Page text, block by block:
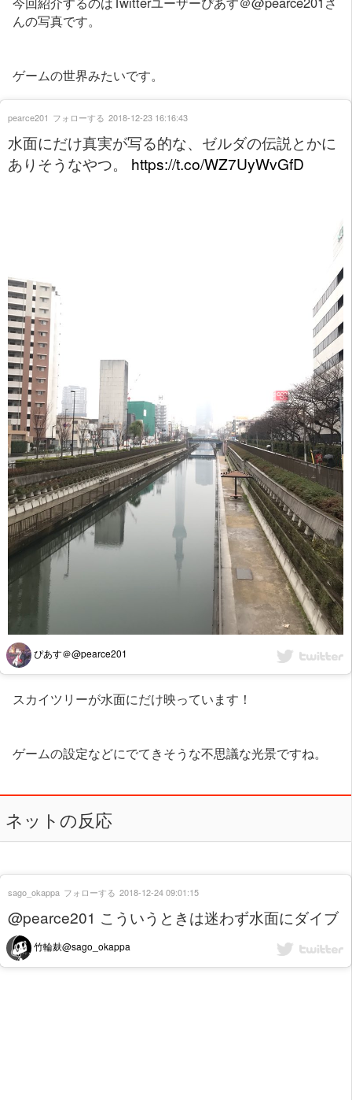
んの写真です。
ゲームの世界みたいです。
水面にだけ真実が写る的な、ゼルダの伝説とかに
ありそうなやつ。 https://t.co/WZ7UyWvGfD
ぴあす＠@pearce201
pearce201 フォローする 2018-12-23 16:16:43
スカイツリーが水面にだけ映っています！
ゲームの設定などにでてきそうな不思議な光景ですね。
ネットの反応
@pearce201 こういうときは迷わず水面にダイブ
竹輪麸@sago_okappa
sago_okappa フォローする 2018-12-24 09:01:15